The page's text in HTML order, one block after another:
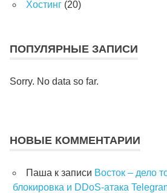
Хостинг (20)
ПОПУЛЯРНЫЕ ЗАПИСИ
Sorry. No data so far.
НОВЫЕ КОММЕНТАРИИ
Паша к записи Восток – дело
блокировка и DDoS-атака